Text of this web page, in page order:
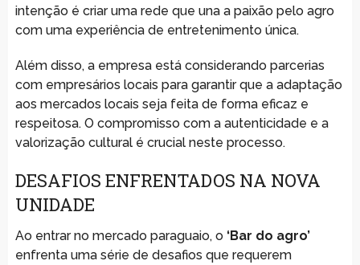
intenção é criar uma rede que una a paixão pelo agro
com uma experiência de entretenimento única.
Além disso, a empresa está considerando parcerias
com empresários locais para garantir que a adaptação
aos mercados locais seja feita de forma eficaz e
respeitosa. O compromisso com a autenticidade e a
valorização cultural é crucial neste processo.
DESAFIOS ENFRENTADOS NA NOVA
UNIDADE
Ao entrar no mercado paraguaio, o ‘Bar do agro’
enfrenta uma série de desafios que requerem